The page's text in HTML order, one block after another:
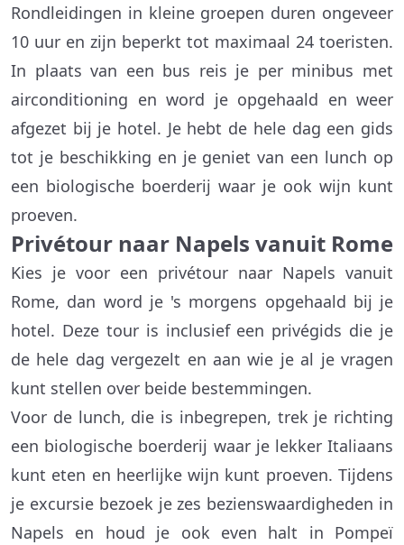
Rondleidingen in kleine groepen duren ongeveer
10 uur en zijn beperkt tot maximaal 24 toeristen.
In plaats van een bus reis je per minibus met
airconditioning en word je opgehaald en weer
afgezet bij je hotel. Je hebt de hele dag een gids
tot je beschikking en je geniet van een lunch op
een biologische boerderij waar je ook wijn kunt
proeven.
Privétour naar Napels vanuit Rome
Kies je voor een privétour naar Napels vanuit
Rome, dan word je 's morgens opgehaald bij je
hotel. Deze tour is inclusief een privégids die je
de hele dag vergezelt en aan wie je al je vragen
kunt stellen over beide bestemmingen.
Voor de lunch, die is inbegrepen, trek je richting
een biologische boerderij waar je lekker Italiaans
kunt eten en heerlijke wijn kunt proeven. Tijdens
je excursie bezoek je zes bezienswaardigheden in
Napels en houd je ook even halt in Pompeï